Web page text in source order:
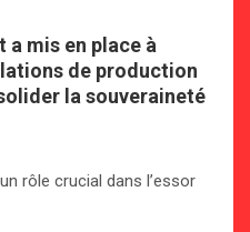
a mis en place à
de production
la souveraineté
rôle crucial dans l’essor